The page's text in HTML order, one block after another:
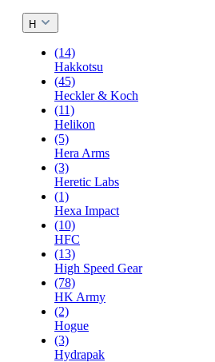
H
(14)
Hakkotsu
(45)
Heckler & Koch
(11)
Helikon
(5)
Hera Arms
(3)
Heretic Labs
(1)
Hexa Impact
(10)
HFC
(13)
High Speed Gear
(78)
HK Army
(2)
Hogue
(3)
Hydrapak